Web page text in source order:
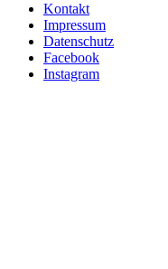
Kontakt
Impressum
Datenschutz
Facebook
Instagram